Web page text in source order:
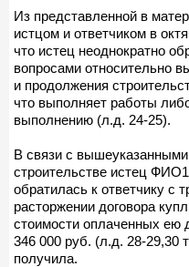
Из представленной в
истцом и ответчиком в
что истец неоднократно
вопросами относительно
и продолжения
что выполняет работы
выполнению (л.д. 24-25).
В связи с
строительстве истец
обратилась к ответчику с
расторжении договора
стоимости оплаченных ею
346 000 руб. (л.д. 28-29,30
получила.